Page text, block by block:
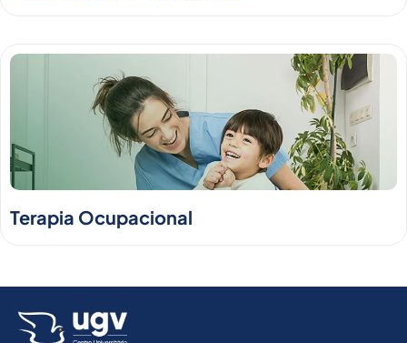
Terapia Ocupacional